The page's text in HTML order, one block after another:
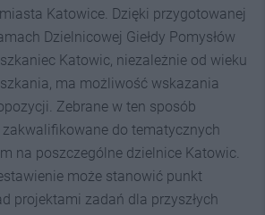
Katowice. Dzięki przygotowanej
Dzielnicowej Giełdy Pomysłów
Katowic, niezależnie od wieku
ma możliwość wskazania
Zebrane w ten sposób
do tematycznych
na poszczególne dzielnice Katowic.
może stanowić punkt
projektami zadań dla przyszłych